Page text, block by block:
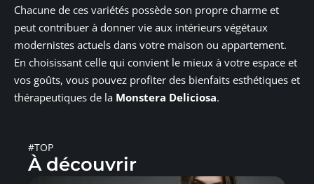
Chacune de ces variétés possède son propre charme et
peut contribuer à donner vie aux intérieurs végétaux
modernistes actuels dans votre maison ou appartement.
En choisissant celle qui convient le mieux à votre espace et
vos goûts, vous pouvez profiter des bienfaits esthétiques et
thérapeutiques de la Monstera Deliciosa.
#TOP
À découvrir